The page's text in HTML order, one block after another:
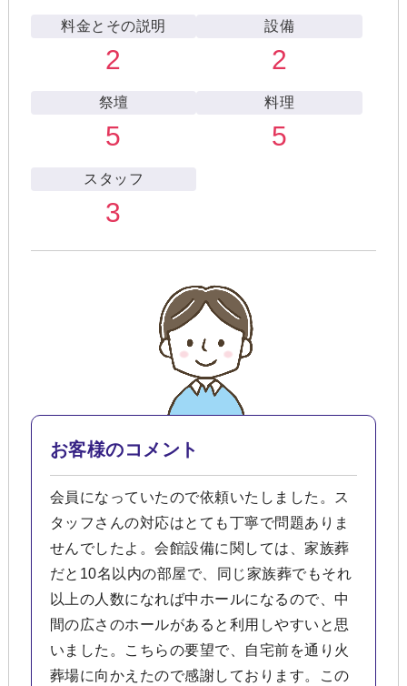
料金とその説明
2
設備
2
祭壇
5
料理
5
スタッフ
3
お客様のコメント
会員になっていたので依頼いたしました。ス
タッフさんの対応はとても丁寧で問題ありま
せんでしたよ。会館設備に関しては、家族葬
だと10名以内の部屋で、同じ家族葬でもそれ
以上の人数になれば中ホールになるので、中
間の広さのホールがあると利用しやすいと思
いました。こちらの要望で、自宅前を通り火
葬場に向かえたので感謝しております。この